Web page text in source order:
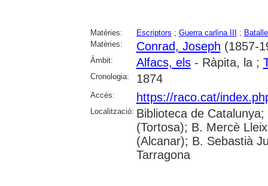
Matèries: Escriptors ; Guerra carlina III ;
Matèries:
Conrad, Joseph (1857-
Àmbit: Alfacs, els- Ràpita, la ;
Cronologia: 1874
Accés: https://raco.cat/
Localització: Biblioteca de
(Tortosa); B. Mercè
(Alcanar); B. Sebastià
Tarragona